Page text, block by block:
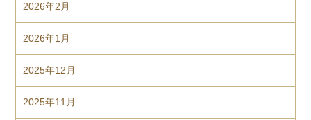
2026年2月
2026年1月
2025年12月
2025年11月